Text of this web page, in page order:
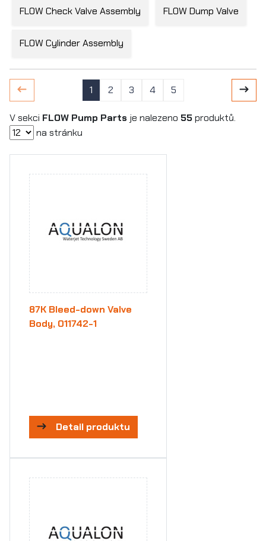
FLOW Check Valve Assembly FLOW Dump Valve
FLOW Cylinder Assembly
1 2 3 4 5
V sekci FLOW Pump Parts je nalezeno 55produktů.
na stránku
87K Bleed-down Valve
Body, 011742-1
Detail produktu